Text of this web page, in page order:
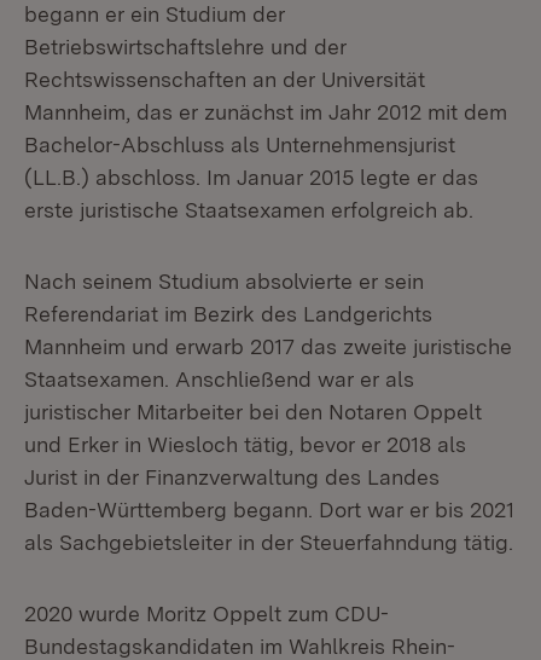
begann er ein Studium der
Betriebswirtschaftslehre und der
Rechtswissenschaften an der Universität
Mannheim, das er zunächst im Jahr 2012 mit dem
Bachelor-Abschluss als Unternehmensjurist
(LL.B.) abschloss. Im Januar 2015 legte er das
erste juristische Staatsexamen erfolgreich ab.
Nach seinem Studium absolvierte er sein
Referendariat im Bezirk des Landgerichts
Mannheim und erwarb 2017 das zweite juristische
Staatsexamen. Anschließend war er als
juristischer Mitarbeiter bei den Notaren Oppelt
und Erker in Wiesloch tätig, bevor er 2018 als
Jurist in der Finanzverwaltung des Landes
Baden-Württemberg begann. Dort war er bis 2021
als Sachgebietsleiter in der Steuerfahndung tätig.
2020 wurde Moritz Oppelt zum CDU-
Bundestagskandidaten im Wahlkreis Rhein-